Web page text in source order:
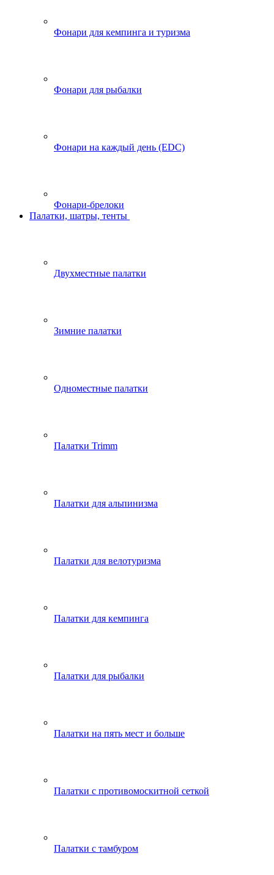
Фонари для кемпинга и туризма
Фонари для рыбалки
Фонари на каждый день (EDC)
Фонари-брелоки
Палатки, шатры, тенты
Двухместные палатки
Зимние палатки
Одноместные палатки
Палатки Trimm
Палатки для альпинизма
Палатки для велотуризма
Палатки для кемпинга
Палатки для рыбалки
Палатки на пять мест и больше
Палатки с противомоскитной сеткой
Палатки с тамбуром